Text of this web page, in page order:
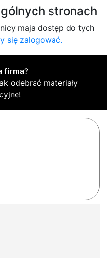
stronach
maja dostęp do tych
się zalogować.
firma?
odebrać materiały